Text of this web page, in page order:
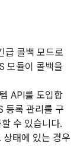
급 콜백 모드로
모듈이 콜백을
API를 도입합
등록 관리를 구
수 있습니다.
태에 있는 경우